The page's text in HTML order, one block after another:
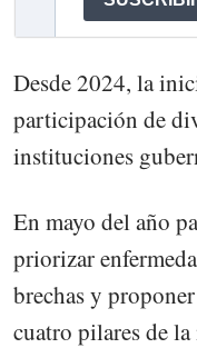
Desde 2024, la
participación de
instituciones
En mayo del año
priorizar
brechas y
cuatro pilares de